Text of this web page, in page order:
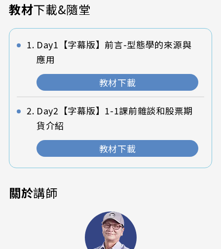
教材下載&隨堂
Day1【字幕版】前言-型態學的來源與
應用
教材下載
Day2【字幕版】1-1課前雜談和股票期
貨介紹
教材下載
關於講師